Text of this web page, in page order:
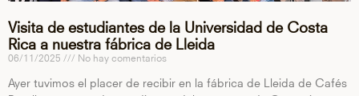
Visita de estudiantes de la Universidad de Costa
Rica a nuestra fábrica de Lleida
06/11/2025 No hay comentarios
Ayer tuvimos el placer de recibir en la fábrica de Lleida de Cafés